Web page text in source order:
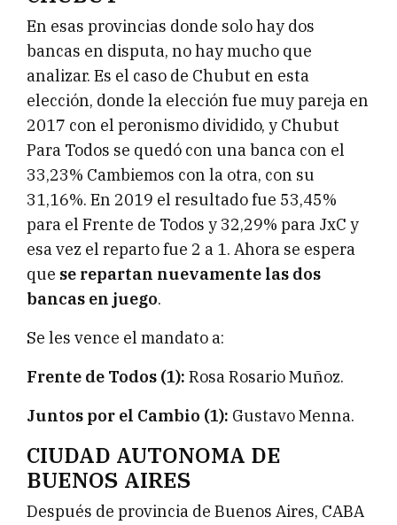
En esas provincias donde solo hay dos
bancas en disputa, no hay mucho que
analizar. Es el caso de Chubut en esta
elección, donde la elección fue muy pareja en
2017 con el peronismo dividido, y Chubut
Para Todos se quedó con una banca con el
33,23% Cambiemos con la otra, con su
31,16%. En 2019 el resultado fue 53,45%
para el Frente de Todos y 32,29% para JxC y
esa vez el reparto fue 2 a 1. Ahora se espera
que se repartan nuevamente las dos
bancas en juego.
Se les vence el mandato a:
Frente de Todos (1): Rosa Rosario Muñoz.
Juntos por el Cambio (1): Gustavo Menna.
CIUDAD AUTONOMA DE
BUENOS AIRES
Después de provincia de Buenos Aires, CABA